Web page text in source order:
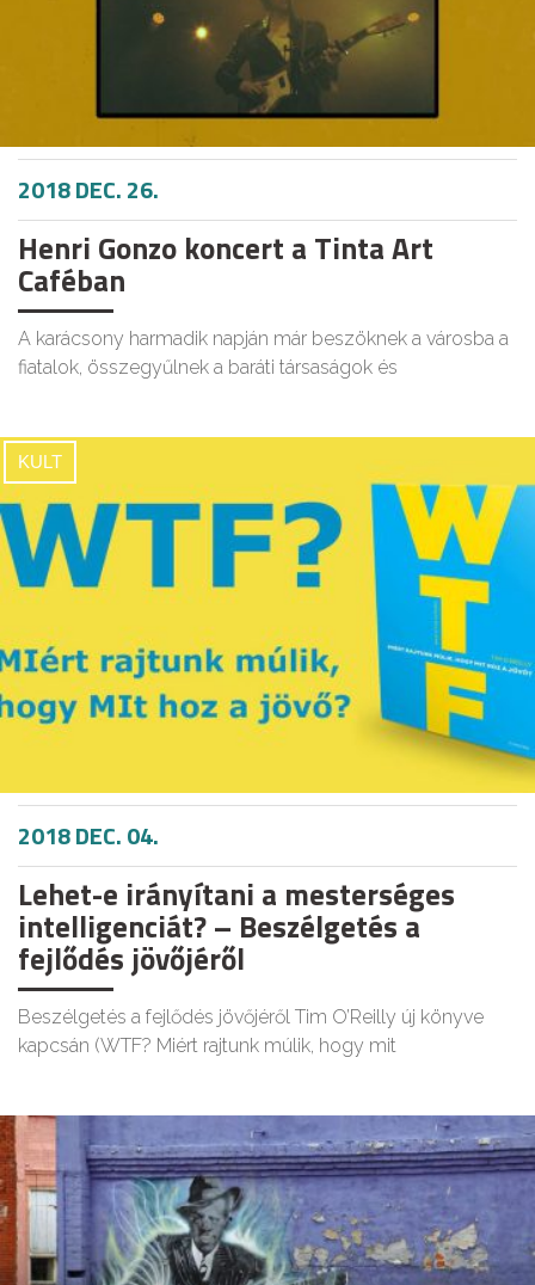
2018 DEC. 26.
Henri Gonzo koncert a Tinta Art
Caféban
A karácsony harmadik napján már beszöknek a városba a
fiatalok, összegyűlnek a baráti társaságok és
KULT
2018 DEC. 04.
Lehet-e irányítani a mesterséges
intelligenciát? – Beszélgetés a
fejlődés jövőjéről
Beszélgetés a fejlődés jövőjéről Tim O’Reilly új könyve
kapcsán (WTF? Miért rajtunk múlik, hogy mit